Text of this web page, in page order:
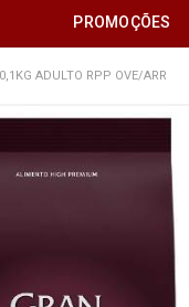
PROMOÇÕES
ADULTO RPP OVE/ARR